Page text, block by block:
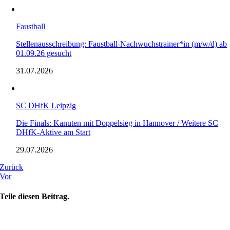
Faustball
Stellenausschreibung: Faustball-Nachwuchstrainer*in (m/w/d) ab
01.09.26 gesucht
31.07.2026
SC DHfK Leipzig
Die Finals: Kanuten mit Doppelsieg in Hannover / Weitere SC
DHfK-Aktive am Start
29.07.2026
Zurück
Vor
Teile diesen Beitrag.